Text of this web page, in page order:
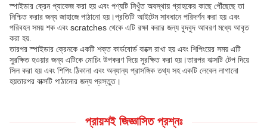
স্পাইডার ক্রেন প্যাকেজ করা হয় এবং পণ্যটি নিখুঁত অবস্থায় গ্রাহকের কাছে পৌঁছেছে তা
নিশ্চিত করার জন্য জাহাজে পাঠানো হয়।প্রতিটি আইটেম সাবধানে পরিদর্শন করা হয় এবং
পরিবহন সময় শক এবং scratches থেকে এটি রক্ষা করার জন্য বুদবুদ আবরণ মধ্যে আবৃত
করা হয়.
তারপর স্পাইডার ক্রেনকে একটি শক্ত কার্ডবোর্ড বাক্সে রাখা হয় এবং শিপিংয়ের সময় এটি
সুরক্ষিত হওয়ার জন্য এটিকে মোচিং উপকরণ দিয়ে সুরক্ষিত করা হয়।তারপর বাক্সটি টেপ দিয়ে
সিল করা হয় এবং শিপিং ঠিকানা এবং অন্যান্য প্রাসঙ্গিক তথ্য সহ একটি লেবেল লাগানো
হয়তারপর বাক্সটি পাঠানোর জন্য প্রস্তুত।
প্রায়শই জিজ্ঞাসিত প্রশ্নঃ